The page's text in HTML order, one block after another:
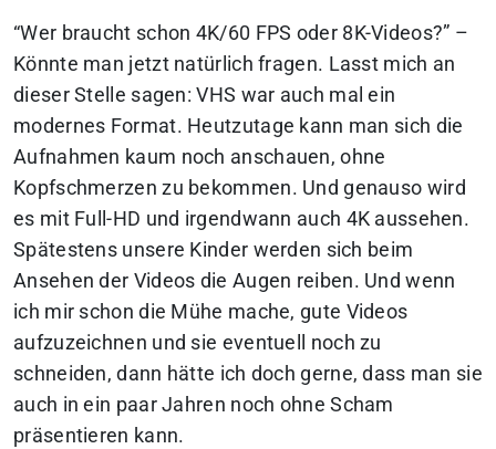
“Wer braucht schon 4K/60 FPS oder 8K-Videos?” –
Könnte man jetzt natürlich fragen. Lasst mich an
dieser Stelle sagen: VHS war auch mal ein
modernes Format. Heutzutage kann man sich die
Aufnahmen kaum noch anschauen, ohne
Kopfschmerzen zu bekommen. Und genauso wird
es mit Full-HD und irgendwann auch 4K aussehen.
Spätestens unsere Kinder werden sich beim
Ansehen der Videos die Augen reiben. Und wenn
ich mir schon die Mühe mache, gute Videos
aufzuzeichnen und sie eventuell noch zu
schneiden, dann hätte ich doch gerne, dass man sie
auch in ein paar Jahren noch ohne Scham
präsentieren kann.